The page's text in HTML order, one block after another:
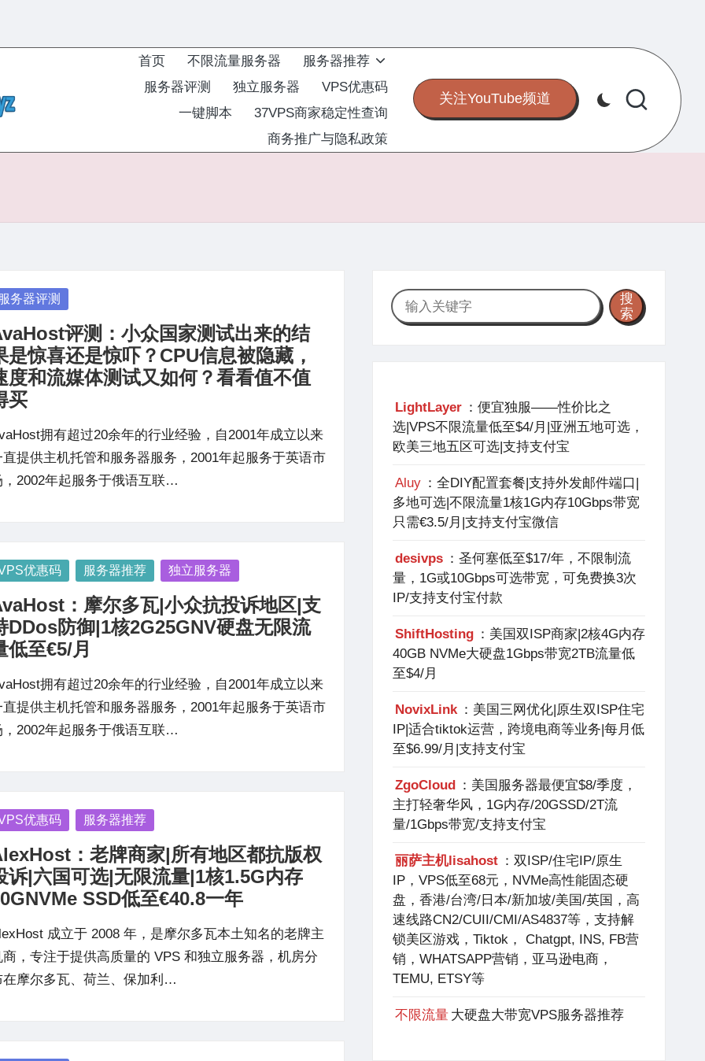
首页 不限流量服务器
服务器推荐
服务器评测
独立服务器
VPS优惠码
一键脚本
37VPS商家稳定性查询
商务推广与隐私政策
关注YouTube频道
务器评测
评测：小众国家测试出来的结
是惊喜还是惊吓？CPU信息被隐藏，
度和流媒体测试又如何？看看值不值
买
拥有超过20余年的行业经验，自2001年成立以来
直提供主机托管和服务器服务，2001年起服务于英语市
，2002年起服务于俄语互联…
优惠码 服务器推荐 独立服务器
：摩尔多瓦|小众抗投诉地区|支
DDos防御|1核2G25GNV硬盘无限流
低至€5/月
拥有超过20余年的行业经验，自2001年成立以来
直提供主机托管和服务器服务，2001年起服务于英语市
，2002年起服务于俄语互联…
优惠码 服务器推荐
：老牌商家|所有地区都抗版权
诉|六国可选|无限流量|1核1.5G内存
SSD低至€40.8一年
成立于 2008 年，是摩尔多瓦本土知名的老牌主
商，专注于提供高质量的 VPS 和独立服务器，机房分
在摩尔多瓦、荷兰、保加利…
搜
索
搜
索
LightLayer ：便宜独服——性价比之
选|VPS不限流量低至$4/月|亚洲五地可选，
欧美三地五区可选|支持支付宝
Aluy ：全DIY配置套餐|支持外发邮件端口|
多地可选|不限流量1核1G内存10Gbps带宽
只需€3.5/月|支持支付宝微信
desivps ：圣何塞低至$17/年，不限制流
量，1G或10Gbps可选带宽，可免费换3次
IP/支持支付宝付款
ShiftHosting ：美国双ISP商家|2核4G内存
40GB NVMe大硬盘1Gbps带宽2TB流量低
至$4/月
NovixLink ：美国三网优化|原生双ISP住宅
IP|适合tiktok运营，跨境电商等业务|每月低
至$6.99/月|支持支付宝
ZgoCloud ：美国服务器最便宜$8/季度，
主打轻奢华风，1G内存/20GSSD/2T流
量/1Gbps带宽/支持支付宝
丽萨主机lisahost ：双ISP/住宅IP/原生
IP，VPS低至68元，NVMe高性能固态硬
盘，香港/台湾/日本/新加坡/美国/英国，高
速线路CN2/CUII/CMI/AS4837等，支持解
锁美区游戏，Tiktok， Chatgpt, INS, FB营
销，WHATSAPP营销，亚马逊电商，
TEMU, ETSY等
不限流量 大硬盘大带宽VPS服务器推荐